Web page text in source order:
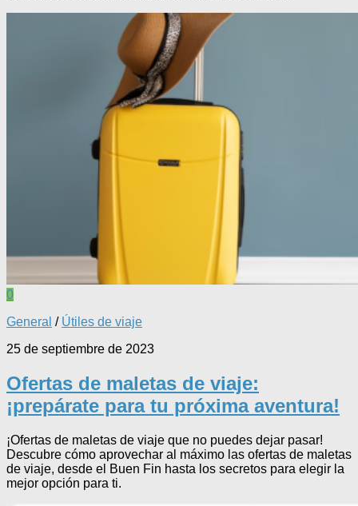
0
General / Útiles de viaje
25 de septiembre de 2023
Ofertas de maletas de viaje:
¡prepárate para tu próxima aventura!
¡Ofertas de maletas de viaje que no puedes dejar pasar!
Descubre cómo aprovechar al máximo las ofertas de maletas
de viaje, desde el Buen Fin hasta los secretos para elegir la
mejor opción para ti.